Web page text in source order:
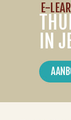
E-
IN